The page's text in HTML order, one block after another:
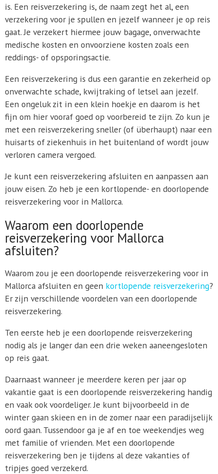
is. Een reisverzekering is, de naam zegt het al, een
verzekering voor je spullen en jezelf wanneer je op reis
gaat. Je verzekert hiermee jouw bagage, onverwachte
medische kosten en onvoorziene kosten zoals een
reddings- of opsporingsactie.
Een reisverzekering is dus een garantie en zekerheid op
onverwachte schade, kwijtraking of letsel aan jezelf.
Een ongeluk zit in een klein hoekje en daarom is het
fijn om hier vooraf goed op voorbereid te zijn. Zo kun je
met een reisverzekering sneller (of überhaupt) naar een
huisarts of ziekenhuis in het buitenland of wordt jouw
verloren camera vergoed.
Je kunt een reisverzekering afsluiten en aanpassen aan
jouw eisen. Zo heb je een kortlopende- en doorlopende
reisverzekering voor in Mallorca.
Waarom een doorlopende
reisverzekering voor Mallorca
afsluiten?
Waarom zou je een doorlopende reisverzekering voor in
Mallorca afsluiten en geen kortlopende reisverzekering?
Er zijn verschillende voordelen van een doorlopende
reisverzekering.
Ten eerste heb je een doorlopende reisverzekering
nodig als je langer dan een drie weken aaneengesloten
op reis gaat.
Daarnaast wanneer je meerdere keren per jaar op
vakantie gaat is een doorlopende reisverzekering handig
en vaak ook voordeliger. Je kunt bijvoorbeeld in de
winter gaan skieen en in de zomer naar een paradijselijk
oord gaan. Tussendoor ga je af en toe weekendjes weg
met familie of vrienden. Met een doorlopende
reisverzekering ben je tijdens al deze vakanties of
tripjes goed verzekerd.